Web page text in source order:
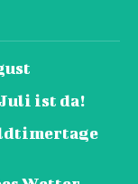
ist da!